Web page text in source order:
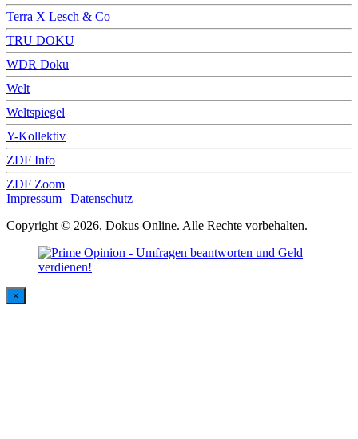
Terra X Lesch & Co
TRU DOKU
WDR Doku
Welt
Weltspiegel
Y-Kollektiv
ZDF Info
ZDF Zoom
Impressum | Datenschutz
Copyright © 2026, Dokus Online. Alle Rechte vorbehalten.
×